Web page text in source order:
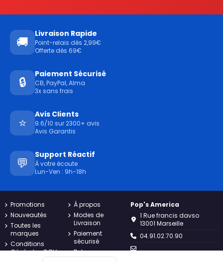
🚚
Livraison Rapide
Point-relais dès 2,99€
Offerte dès 69€
🔒
Paiement Sécurisé
CB, PayPal, Alma
3x sans frais
⭐
Avis Clients
9.6/10 sur 2300+ avis
Avis Garantis
💬
Support Réactif
À votre écoute
Lun-Ven : 9h-18h
Promotions
Nouveautés
Toutes les
marques
Conditions
Générales CGV
À propos
Modes de
Livraison
Paiement
sécurisé
Retours
Pop's America
1 Rue francis davso
13001 Marseille
04.91.02.70.90